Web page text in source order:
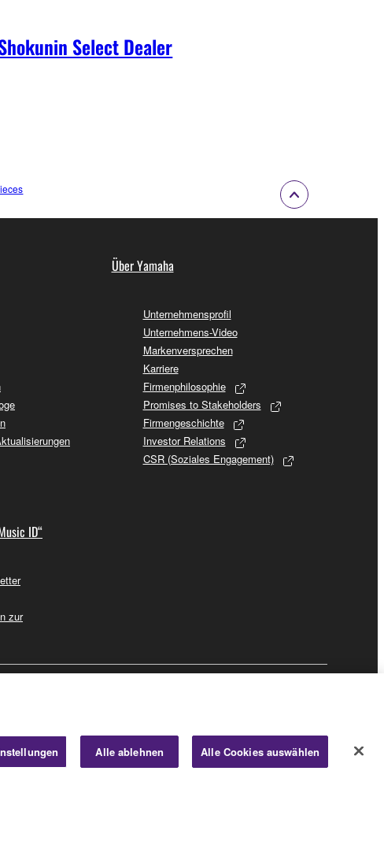
Select Dealer
ID“
zur
Über Yamaha
Unternehmensprofil
Unternehmens-Video
Markenversprechen
Karriere
Firmenphilosophie
Promises to Stakeholders
Firmengeschichte
Investor Relations
CSR (Soziales Engagement)
Alle ablehnen Alle Cookies auswählen